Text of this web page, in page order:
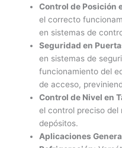
Control de Posición
el correcto
en sistemas de
Seguridad en
en sistemas de
funcionamiento del
de acceso,
Control de Nivel en
el control preciso del
depósitos.
Aplicaciones